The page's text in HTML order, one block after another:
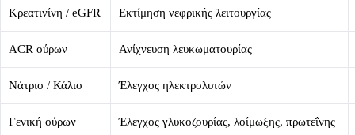
Κρεατινίνη / eGFR Εκτίμηση νεφρικής λειτουργίας
ACR ούρων Ανίχνευση λευκωματουρίας
Νάτριο / Κάλιο Έλεγχος ηλεκτρολυτών
Γενική ούρων Έλεγχος γλυκοζουρίας, λοίμωξης, πρωτεΐνης